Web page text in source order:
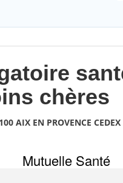
chères
AIX EN PROVENCE CEDEX